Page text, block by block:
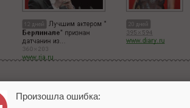
поиска. На днях поисковик обновил
Orange.
Произошла ошибка: